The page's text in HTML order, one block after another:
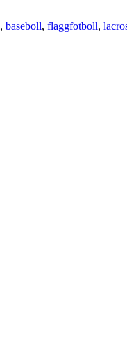
, baseboll, flaggfotboll,